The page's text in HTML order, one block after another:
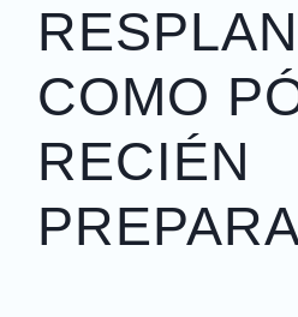
COMO
RECIÉN